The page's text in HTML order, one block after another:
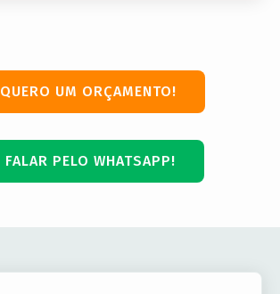
QUERO UM ORÇAMENTO!
FALAR PELO WHATSAPP!